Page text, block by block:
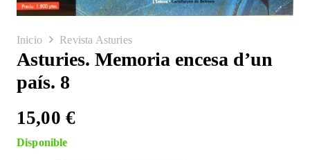
Inicio Revista Asturies
Asturies. Memoria encesa d’un
país. 8
15,00 €
Disponible